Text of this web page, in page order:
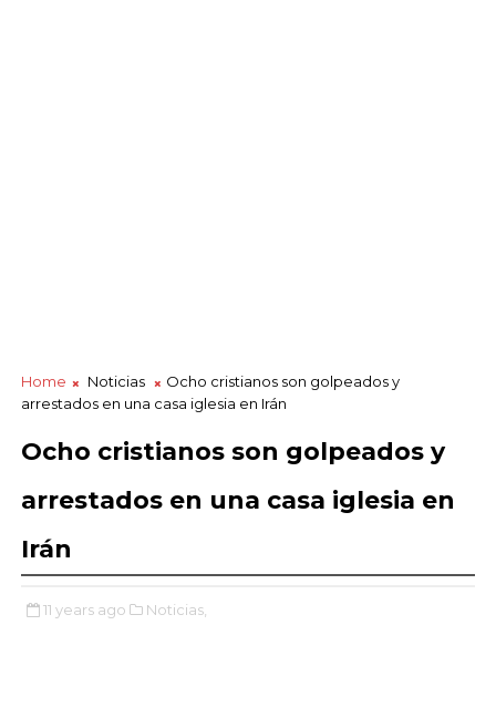
Home Noticias
Ocho cristianos son golpeados y
arrestados en una casa iglesia en Irán
Ocho cristianos son golpeados y
arrestados en una casa iglesia en
Irán
11 years ago Noticias,